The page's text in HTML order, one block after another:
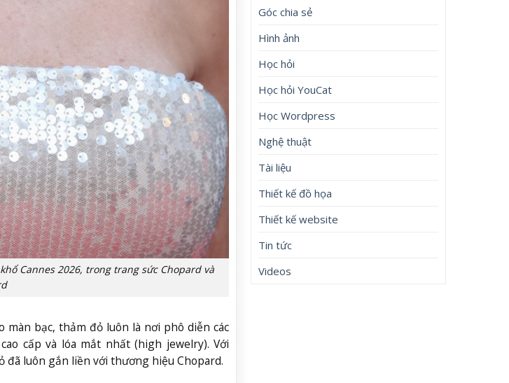
Cannes 2026, trong trang sức Chopard và
màn bạc, thảm đỏ luôn là nơi phô diễn các
cấp và lóa mắt nhất (high jewelry). Với
đã luôn gắn liền với thương hiệu Chopard.
Góc chia sẻ
Hình ảnh
Học hỏi
Học hỏi YouCat
Học Wordpress
Nghệ thuật
Tài liệu
Thiết kế đồ họa
Thiết kế website
Tin tức
Videos